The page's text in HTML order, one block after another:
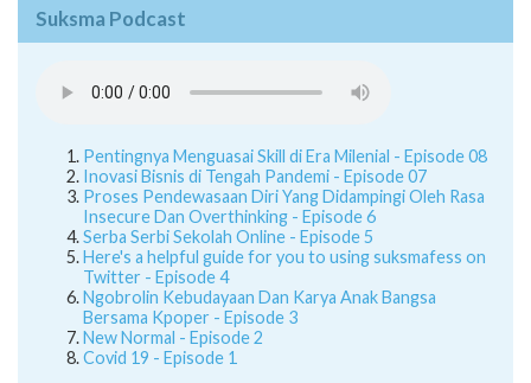
Suksma Podcast
Pentingnya Menguasai Skill di Era Milenial - Episode 08
Inovasi Bisnis di Tengah Pandemi - Episode 07
Proses Pendewasaan Diri Yang Didampingi Oleh Rasa
Insecure Dan Overthinking - Episode 6
Serba Serbi Sekolah Online - Episode 5
Here's a helpful guide for you to using suksmafess on
Twitter - Episode 4
Ngobrolin Kebudayaan Dan Karya Anak Bangsa
Bersama Kpoper - Episode 3
New Normal - Episode 2
Covid 19 - Episode 1